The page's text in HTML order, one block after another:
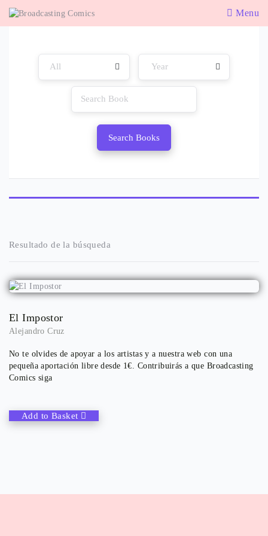
Menu
Search Books
Resultado de la búsqueda
El Impostor
Alejandro Cruz
No te olvides de apoyar a los artistas y a nuestra web con una
pequeña aportación libre desde 1€. Contribuirás a que Broadcasting
Comics siga
Add to Basket